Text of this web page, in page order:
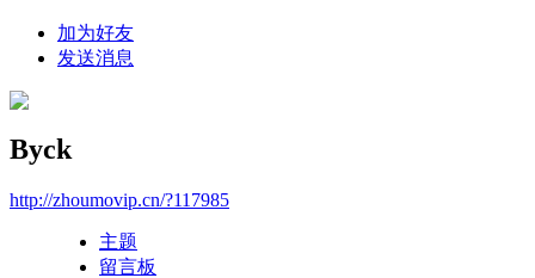
加为好友
发送消息
Byck
http://zhoumovip.cn/?117985
主题
留言板